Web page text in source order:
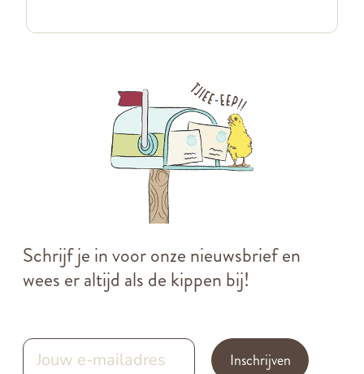
Schrijf je in voor onze nieuwsbrief en
wees er altijd als de kippen bij!
Inschrijven